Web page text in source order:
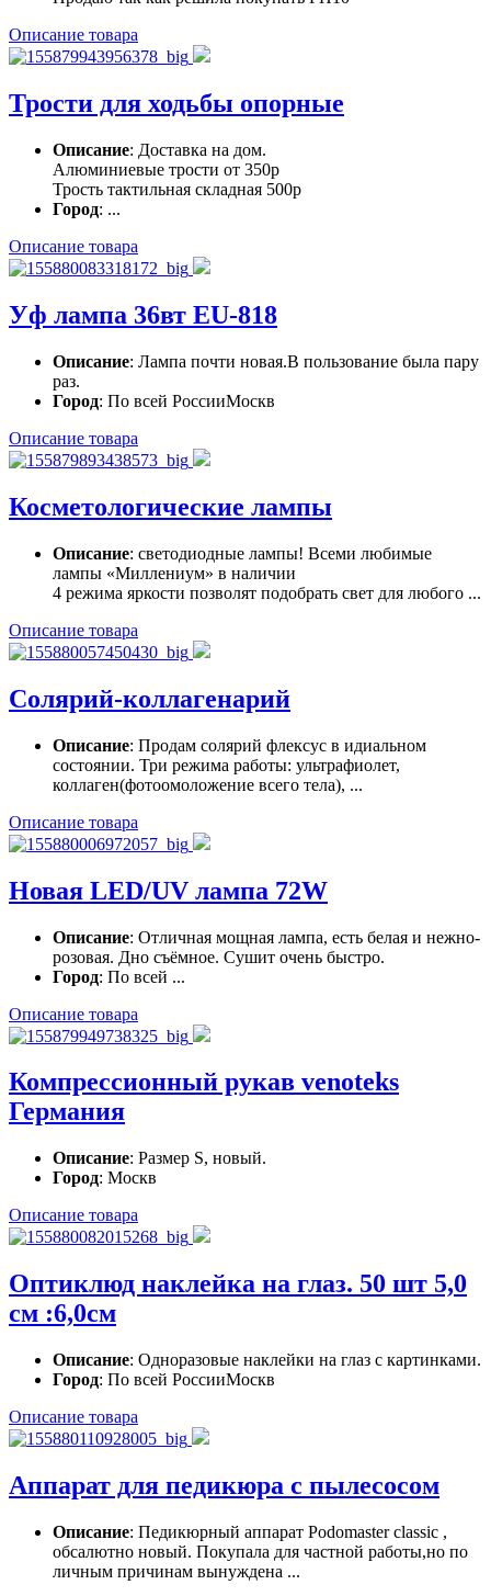
Описание товара
Трости для ходьбы опорные
Описание: Доставка на дом.
Алюминиевые трости от 350р
Трость тактильная складная 500р
Город: ...
Описание товара
Уф лампа 36вт EU-818
Описание: Лампа почти новая.В пользование была пару
раз.
Город: По всей РоссииМоскв
Описание товара
Косметологические лампы
Описание: светодиодные лампы! Всеми любимые
лампы «Миллениум» в наличии
4 режима яркости позволят подобрать свет для любого ...
Описание товара
Солярий-коллагенарий
Описание: Продам солярий флексус в идиальном
состоянии. Три режима работы: ультрафиолет,
коллаген(фотоомоложение всего тела), ...
Описание товара
Новая LED/UV лампа 72W
Описание: Отличная мощная лампа, есть белая и нежно-
розовая. Дно съёмное. Сушит очень быстро.
Город: По всей ...
Описание товара
Компрессионный рукав venoteks
Германия
Описание: Размер S, новый.
Город: Москв
Описание товара
Оптиклюд наклейка на глаз. 50 шт 5,0
см :6,0см
Описание: Одноразовые наклейки на глаз с картинками.
Город: По всей РоссииМоскв
Описание товара
Аппарат для педикюра с пылесосом
Описание: Педикюрный аппарат Podomaster classic ,
обсалютно новый. Покупала для частной работы,но по
личным причинам вынуждена ...